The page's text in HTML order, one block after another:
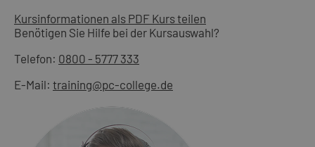
Kursinformationen als PDF Kurs teilen
Benötigen Sie Hilfe bei der Kursauswahl?
Telefon: 0800 - 5777 333
E-Mail: training@pc-college.de